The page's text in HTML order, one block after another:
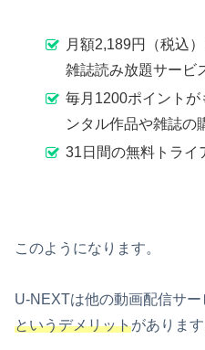
月額2,189円（税込
雑誌読み放題サービ
毎月1200ポイント
ンタル作品や雑誌の
31日間の無料トライ
このようになります。
U-NEXTは他の動画配信サー
というデメリットがあります